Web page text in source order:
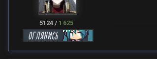
5124 / 1 625